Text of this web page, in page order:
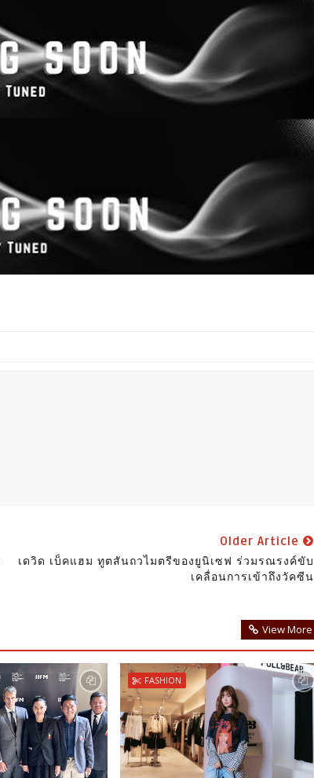
Older Article
เดวิด เบ็คแฮม ทูตสันถวไมตรีของยูนิเซฟ ร่วมรณรงค์ขับ
เคลื่อนการเข้าถึงวัคซีน
View More
FASHION